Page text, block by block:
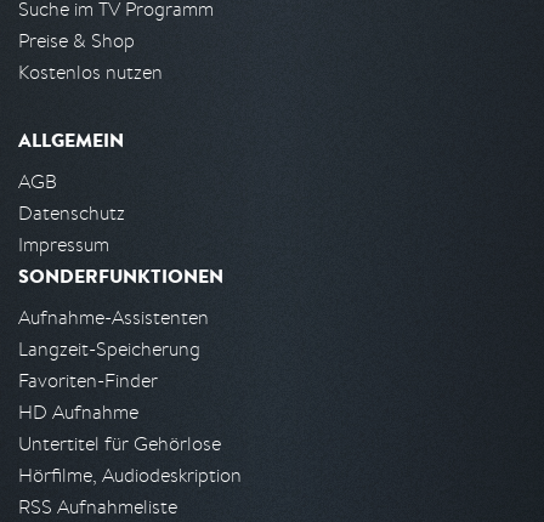
Suche im TV Programm
Preise & Shop
Kostenlos nutzen
ALLGEMEIN
AGB
Datenschutz
Impressum
SONDERFUNKTIONEN
Aufnahme-Assistenten
Langzeit-Speicherung
Favoriten-Finder
HD Aufnahme
Untertitel für Gehörlose
Hörfilme, Audiodeskription
RSS Aufnahmeliste